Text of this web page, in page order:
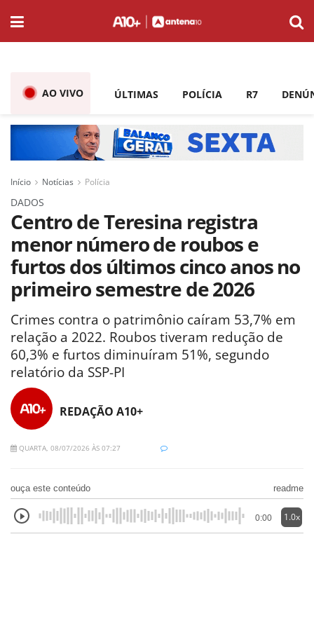
AO VIVO ÚLTIMAS POLÍCIA R7
Início Notícias Polícia
DADOS
Centro de Teresina registra
menor número de roubos e
furtos dos últimos cinco anos no
primeiro semestre de 2026
Crimes contra o patrimônio caíram 53,7% em
relação a 2022. Roubos tiveram redução de
60,3% e furtos diminuíram 51%, segundo
relatório da SSP-PI
REDAÇÃO A10+
QUARTA, 08/07/2026 ÀS 07:27
ouça este conteúdo readme
0:00 1.0x